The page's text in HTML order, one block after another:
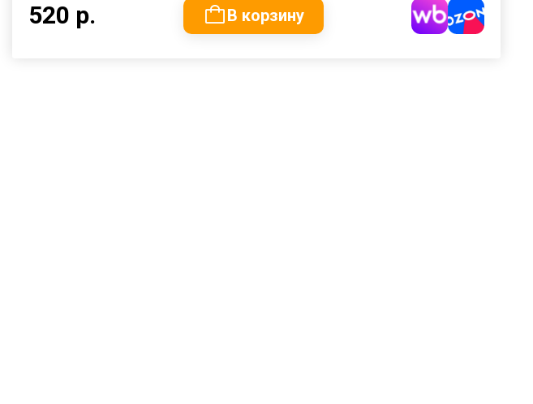
520 р. В корзину